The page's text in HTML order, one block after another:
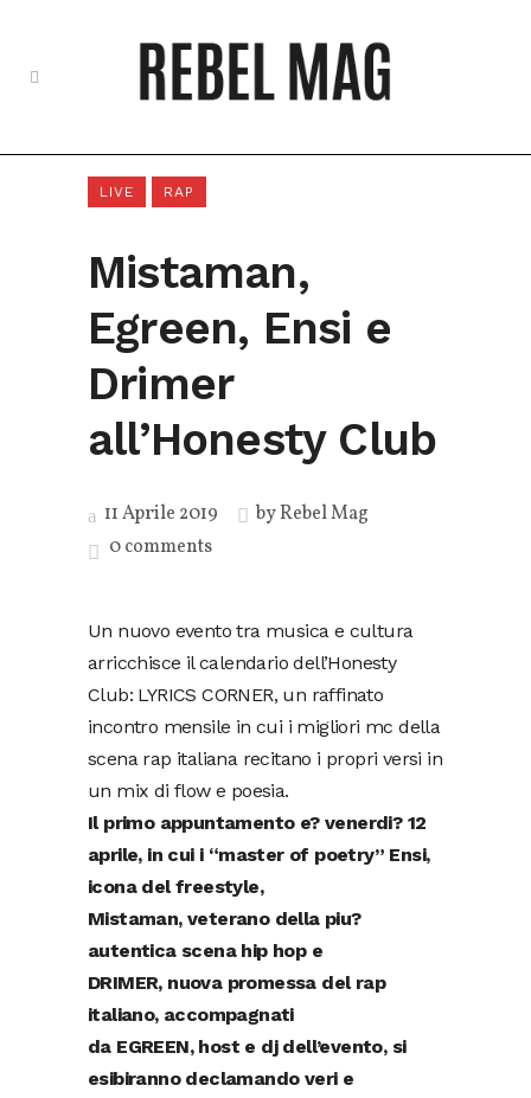
LIVE RAP
Mistaman,
Egreen, Ensi e
Drimer
all’Honesty Club
11 Aprile 2019 byRebel Mag
0 comments
Un nuovo evento tra musica e cultura
arricchisce il calendario dell’Honesty
Club: LYRICS CORNER, un raffinato
incontro mensile in cui i migliori mc della
scena rap italiana recitano i propri versi in
un mix di flow e poesia.
Il primo appuntamento e? venerdi? 12
aprile, in cui i “master of poetry” Ensi,
icona del freestyle,
Mistaman, veterano della piu?
autentica scena hip hop e
DRIMER, nuova promessa del rap
italiano, accompagnati
da EGREEN, host e dj dell’evento, si
esibiranno declamando veri e